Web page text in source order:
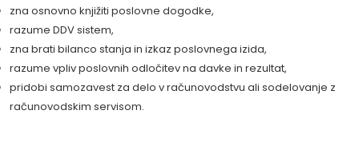
zna osnovno knjižiti poslovne dogodke,
razume DDV sistem,
zna brati bilanco stanja in izkaz poslovnega izida,
razume vpliv poslovnih odločitev na davke in rezultat,
pridobi samozavest za delo v računovodstvu ali sodelovanje z
računovodskim servisom.